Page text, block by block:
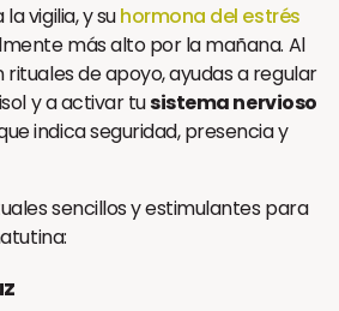
vigilia, y suhormona del estrés
más alto por la mañana. Al
de apoyo, ayudas a regular
y a activar tusistema nervioso
indica seguridad, presencia y
sencillos y estimulantes para